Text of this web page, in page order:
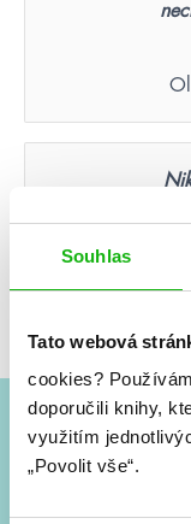
Souhlas
Tato webová
cookies?
doporučili knihy,
využitím
„Povolit vše“.